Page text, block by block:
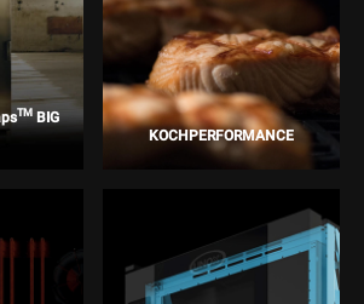
TMBIG
KOCHPERFORMANCE